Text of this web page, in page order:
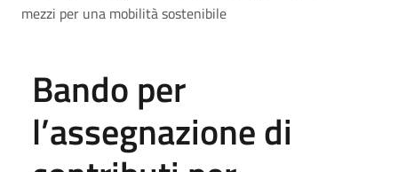
mezzi per una mobilità sostenibile
Bando per
l’assegnazione di